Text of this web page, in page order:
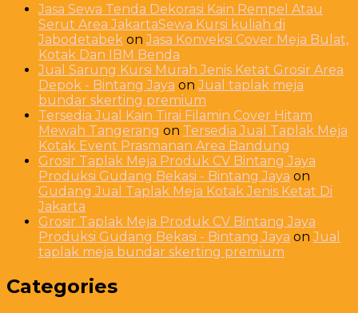
Jasa Sewa Tenda Dekorasi Kain Rempel Atau
Serut Area JakartaSewa Kursi kuliah di
Jabodetabek onJasa Konveksi Cover Meja Bulat,
Kotak Dan IBM Benda
Jual Sarung Kursi Murah Jenis Ketat Grosir Area
Depok - Bintang Jaya onJual taplak meja
bundar skerting premium
Tersedia Jual Kain Tirai Filamin Cover Hitam
Mewah Tangerang on Tersedia Jual Taplak Meja
Kotak Event Prasmanan Area Bandung
Grosir Taplak Meja Produk CV Bintang Jaya
Produksi Gudang Bekasi - Bintang Jaya on
Gudang Jual Taplak Meja Kotak Jenis Ketat Di
Jakarta
Grosir Taplak Meja Produk CV Bintang Jaya
Produksi Gudang Bekasi - Bintang Jaya onJual
taplak meja bundar skerting premium
Categories